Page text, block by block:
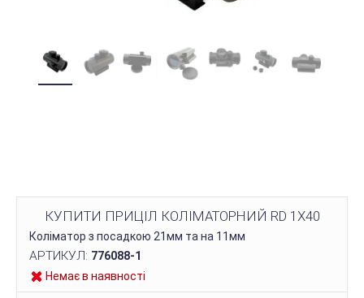
КУПИТИ ПРИЦІЛ КОЛІМАТОРНИЙ RD 1X40
Коліматор з посадкою 21мм та на 11мм
АРТИКУЛ: 776088-1
Немає в наявності